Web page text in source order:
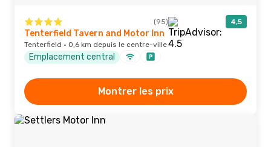
(95) 4,5
Tenterfield Tavern and Motor Inn
Tenterfield · 0,6 km depuis le centre-ville
Emplacement central
Montrer les prix